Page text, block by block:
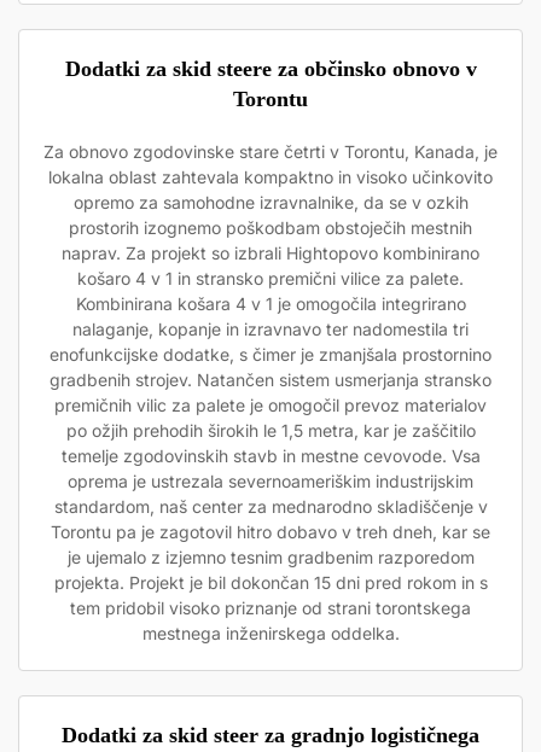
Dodatki za skid steere za občinsko obnovo v
Torontu
Za obnovo zgodovinske stare četrti v Torontu, Kanada, je
lokalna oblast zahtevala kompaktno in visoko učinkovito
opremo za samohodne izravnalnike, da se v ozkih
prostorih izognemo poškodbam obstoječih mestnih
naprav. Za projekt so izbrali Hightopovo kombinirano
košaro 4 v 1 in stransko premični vilice za palete.
Kombinirana košara 4 v 1 je omogočila integrirano
nalaganje, kopanje in izravnavo ter nadomestila tri
enofunkcijske dodatke, s čimer je zmanjšala prostornino
gradbenih strojev. Natančen sistem usmerjanja stransko
premičnih vilic za palete je omogočil prevoz materialov
po ožjih prehodih širokih le 1,5 metra, kar je zaščitilo
temelje zgodovinskih stavb in mestne cevovode. Vsa
oprema je ustrezala severnoameriškim industrijskim
standardom, naš center za mednarodno skladiščenje v
Torontu pa je zagotovil hitro dobavo v treh dneh, kar se
je ujemalo z izjemno tesnim gradbenim razporedom
projekta. Projekt je bil dokončan 15 dni pred rokom in s
tem pridobil visoko priznanje od strani torontskega
mestnega inženirskega oddelka.
Dodatki za skid steer za gradnjo logističnega